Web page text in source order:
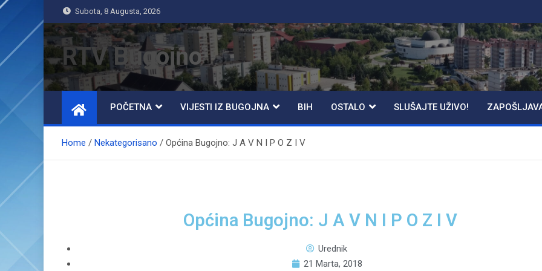
Subota, 8 Augusta, 2026
RTV Bugojno
POČETNA VIJESTI IZ BUGOJNA BIH OSTALO SLUŠAJTE UŽIVO!
Home Nekategorisano Općina Bugojno: J A V N I P O Z I V
Općina Bugojno: J A V N I P O Z I V
Urednik
21 Marta, 2018